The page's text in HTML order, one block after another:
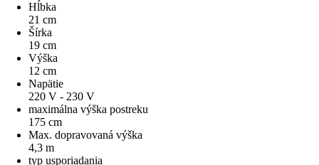
Hĺbka
21 cm
Šírka
19 cm
Výška
12 cm
Napätie
220 V - 230 V
maximálna výška postreku
175 cm
Max. dopravovaná výška
4,3 m
typ usporiadania